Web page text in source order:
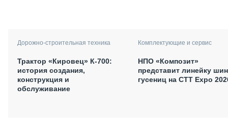
Дорожно-строительная техника
Трактор «Кировец» К-700:
история создания,
конструкция и
обслуживание
Комплектующие и сервис
НПО «Композит»
представит линейку
гусениц на СТТ Expo